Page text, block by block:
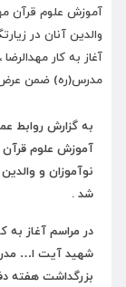
آموزش علوم قرآن
والدین آنان در
آغاز به کار
مدرس(ره) ضمن
به گزارش روابط
آموزش علوم قرآن
نوآموزان و
شد .
در مراسم آغاز به
شهید آیت ا…
بزرگداشت هفته